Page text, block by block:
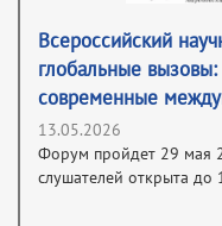
Всероссийский
глобальные
современные
13.05.2026
Форум пройдет 29 мая
слушателей открыта до